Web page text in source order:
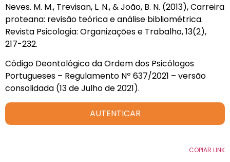
Neves. M. M., Trevisan, L. N., & João, B. N. (2013), Carreira
proteana: revisão teórica e análise bibliométrica.
Revista Psicologia: Organizações e Trabalho, 13(2),
217-232.
Código Deontológico da Ordem dos Psicólogos
Portugueses – Regulamento Nº 637/2021 – versão
consolidada (13 de Julho de 2021).
AUTENTICAR
COPIAR LINK